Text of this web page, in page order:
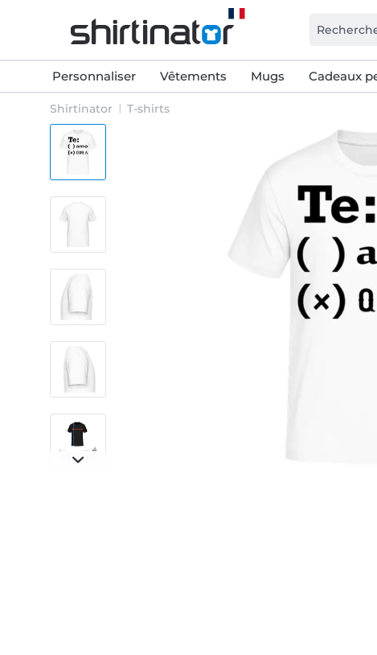
Personnaliser Vêtements Mugs Cadeaux
Shirtinator T-shirts